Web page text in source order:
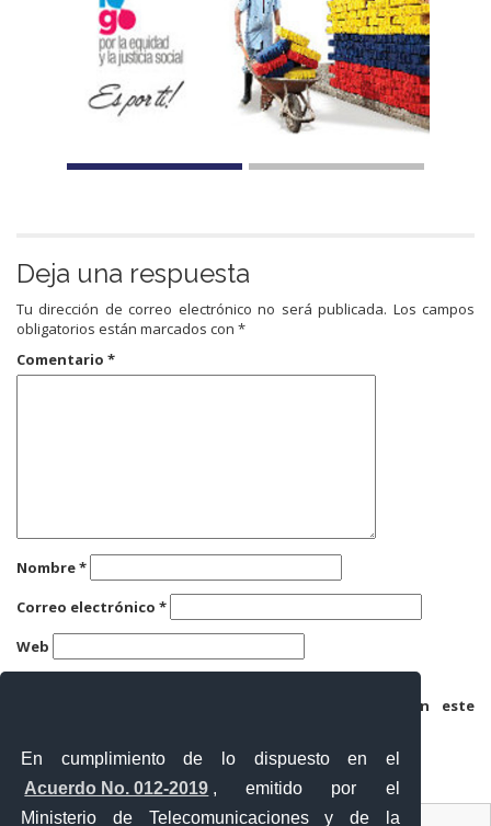
En cumplimiento de lo dispuesto en el
Acuerdo No. 012-2019 , emitido por el
Ministerio de Telecomunicaciones y de la
Deja una respuesta
Tu dirección de correo electrónico no será publicada. Los campos
obligatorios están marcados con *
Comentario *
Nombre*
Correo electrónico *
Web
Guarda mi nombre, correo electrónico y web en este
Ventanilla Única Virtual